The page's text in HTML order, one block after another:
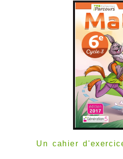
Un cahier